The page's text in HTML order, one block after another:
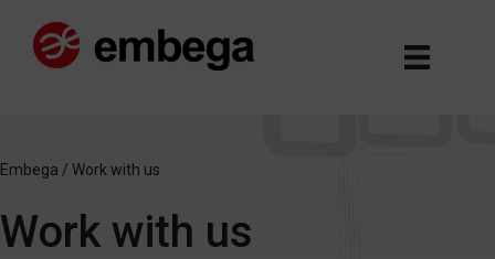
Embega / Work with us
Work with us